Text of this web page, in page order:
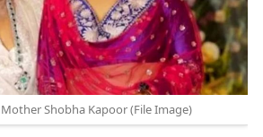
Shobha Kapoor (File Image)